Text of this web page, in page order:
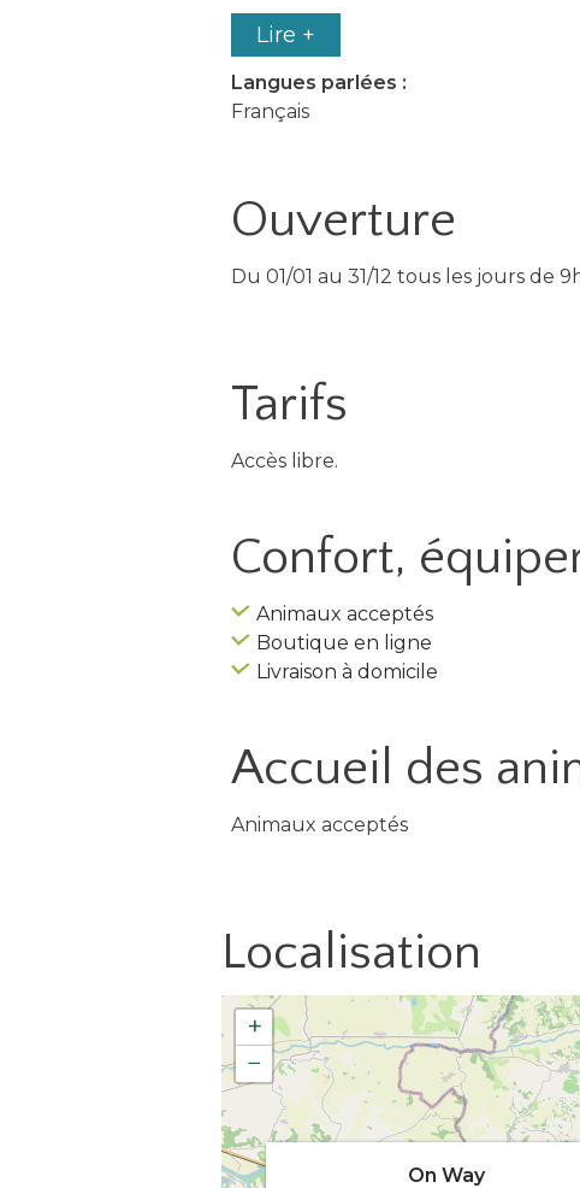
Lire +
Langues parlées :
Français
Ouverture
Du 01/01 au 31/12 tous les jours de
Tarifs
Accès libre.
Confort,
Animaux acceptés
Boutique en ligne
Livraison à domicile
Accueil des
Animaux acceptés
Localisation
+
−
On Way